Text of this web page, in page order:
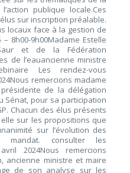
publique locale.Ces
sur inscription préalable.
locaux face à la gestion de
8h00-9h00Madame Estelle
et de la Fédération
de l’eauancienne ministre
Les rendez-vous
remercions madame
de la délégation
Sénat, pour sa participation
Chacun des élus présents
sur les propositions que
sur l’évolution des
mandat. consulter les
2024Nous remercions
ancienne ministre et maire
de son analyse sur les